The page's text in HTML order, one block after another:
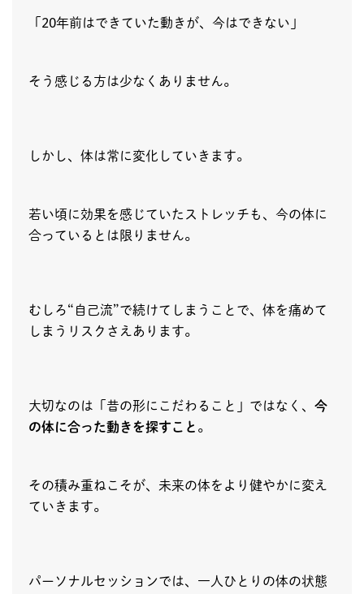
「20年前はできていた動きが、今はできない」
そう感じる方は少なくありません。
しかし、体は常に変化していきます。
若い頃に効果を感じていたストレッチも、今の体に
合っているとは限りません。
むしろ“自己流”で続けてしまうことで、体を痛めて
しまうリスクさえあります。
大切なのは「昔の形にこだわること」ではなく、 今
の体に合った動きを探すこと 。
その積み重ねこそが、未来の体をより健やかに変え
ていきます。
パーソナルセッションでは、一人ひとりの体の状態